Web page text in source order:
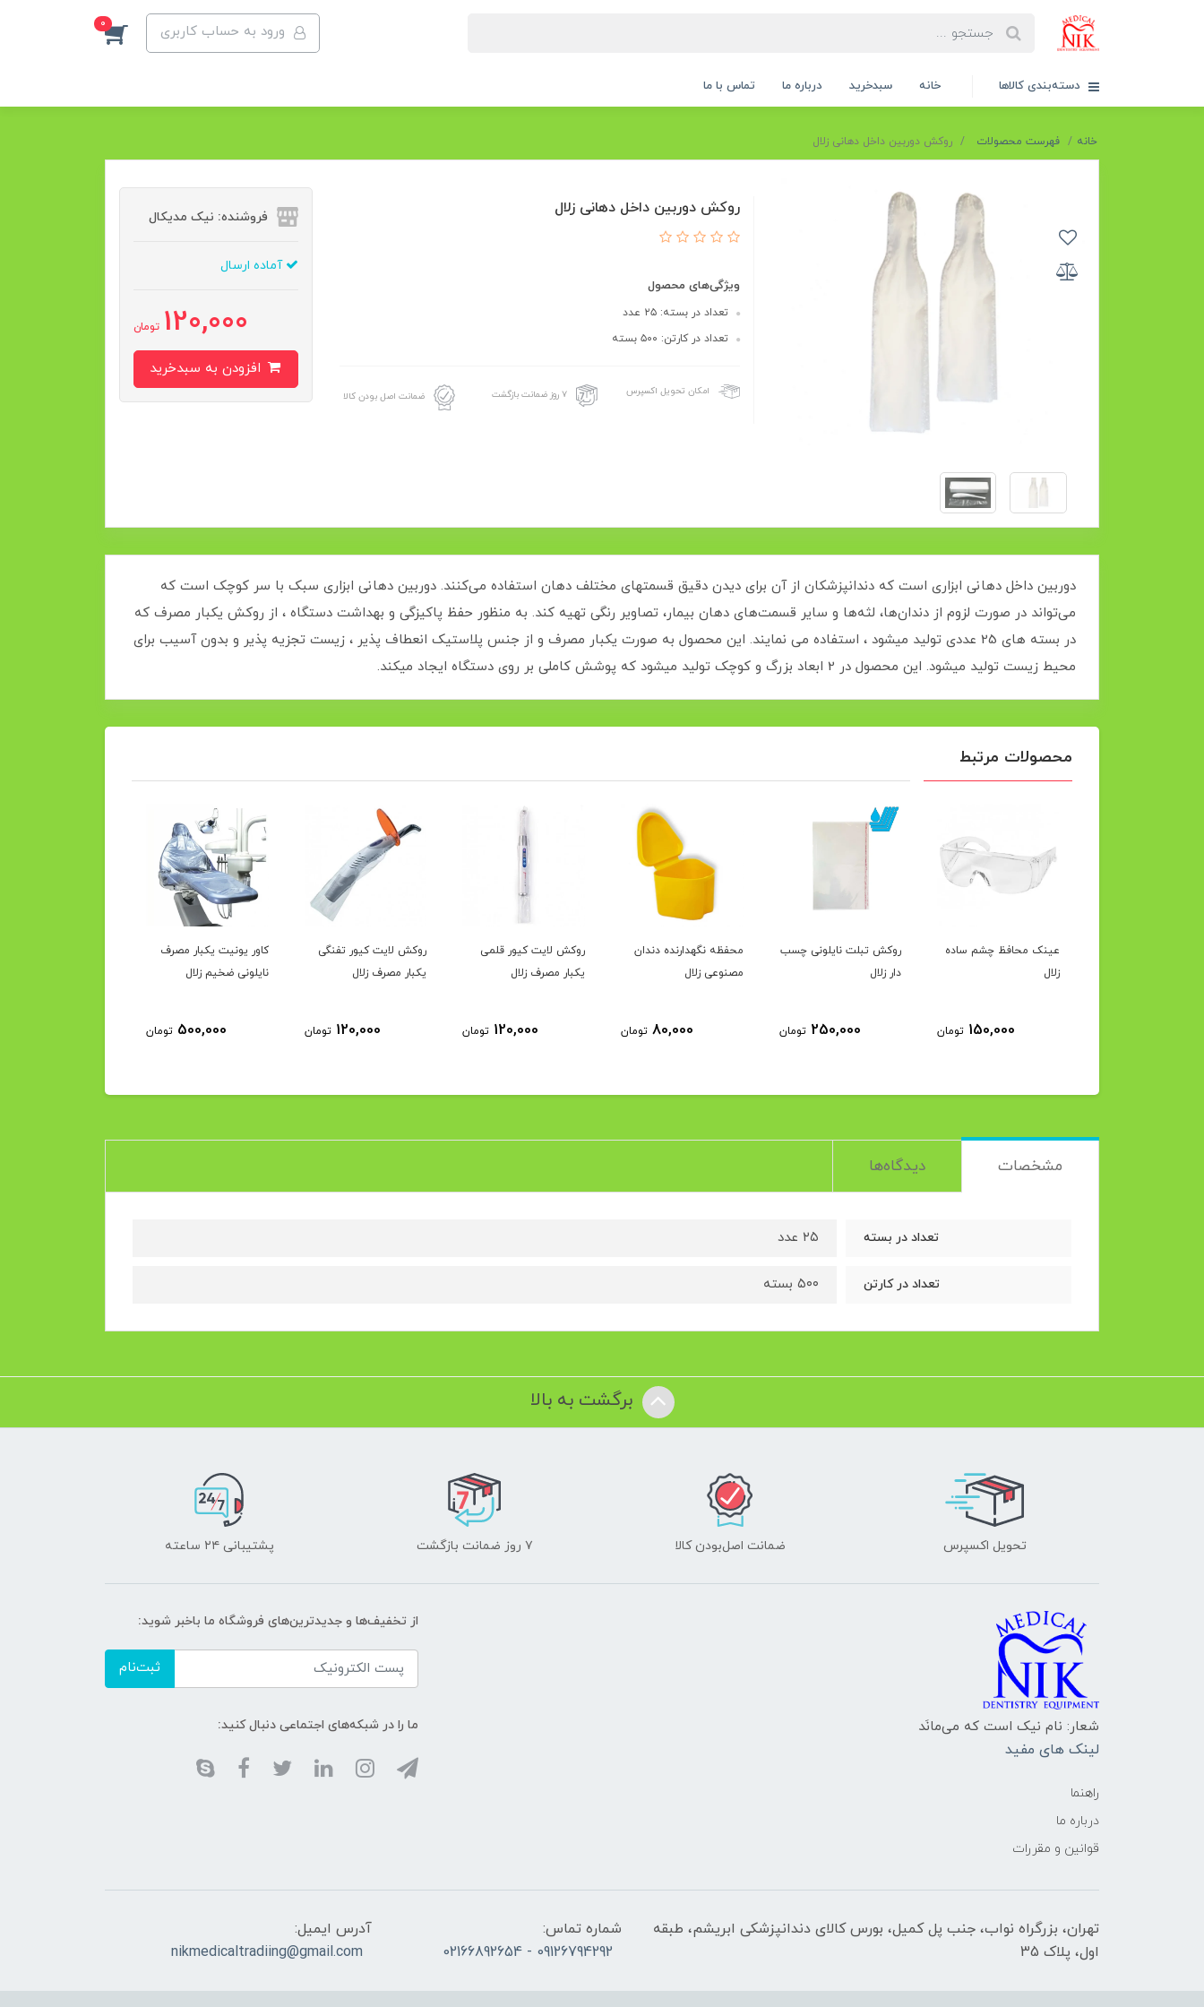
ورود به حساب کاربری 0
دسته‌بندی کالاها خانه سبدخرید درباره ما تماس با ما
خانه فهرست محصولات روکش دوربین داخل دهانی زلال
روکش دوربین داخل دهانی زلال
ویژگی‌های محصول
تعداد در بسته: ۲۵ عدد
تعداد در کارتن: ۵۰۰ بسته
امکان تحویل اکسپرس ۷ روز ضمانت بازگشت ضمانت اصل بودن کالا
فروشنده: نیک مدیکال
آماده ارسال
120,000 تومان
دوربین داخل دهانی ابزاری است که دندانپزشکان از آن برای دیدن دقیق قسمتهای مختلف دهان استفاده می‌کنند. دوربین دهانی ابزاری سبک با سر کوچک است که
می‌تواند در صورت لزوم از دندان‌ها، لثه‌ها و سایر قسمت‌های دهان بیمار، تصاویر رنگی تهیه کند. به منظور حفظ پاکیزگی و بهداشت دستگاه ، از روکش یکبار مصرف که
در بسته های 25 عددی تولید میشود ، استفاده می نمایند. این محصول به صورت یکبار مصرف و از جنس پلاستیک انعطاف پذیر ، زیست تجزیه پذیر و بدون آسیب برای
محیط زیست تولید میشود. این محصول در 2 ابعاد بزرگ و کوچک تولید میشود که پوشش کاملی بر روی دستگاه ایجاد میکند.
محصولات مرتبط
عینک محافظ چشم ساده
زلال
150,000 تومان
روکش تبلت نایلونی چسب
دار زلال
250,000 تومان
محفظه نگهدارنده دندان
مصنوعی زلال
80,000 تومان
روکش لایت کیور قلمی
یکبار مصرف زلال
120,000 تومان
روکش لایت کیور تفنگی
یکبار مصرف زلال
120,000 تومان
کاور یونیت یکبار مصرف
نایلونی ضخیم زلال
500,000 تومان
مشخصات دیدگاه‌ها
تعداد در بسته ۲۵ عدد
تعداد در کارتن ۵۰۰ بسته
برگشت به بالا
تحویل اکسپرس ضمانت اصل‌بودن کالا ۷ روز ضمانت بازگشت پشتیبانی ۲۴ ساعته
شعار: نام نیک است که می‌مانَد
لینک های مفید
راهنما
درباره ما
قوانین و مقررات
از تخفیف‌ها و جدیدترین‌های فروشگاه ما باخبر شوید:
ثبت‌نام
ما را در شبکه‌های اجتماعی دنبال کنید:
تهران، بزرگراه نواب، جنب پل کمیل، بورس کالای دندانپزشکی ابریشم، طبقه
اول، پلاک 35
شماره تماس:
09126794292 - 02166892654
آدرس ایمیل:
nikmedicaltradiing@gmail.com